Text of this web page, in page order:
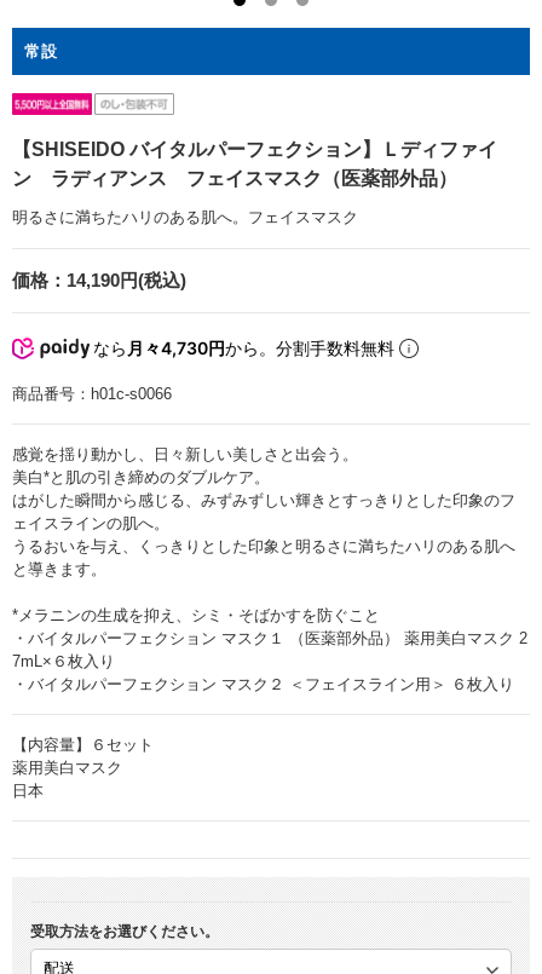
常設
【SHISEIDO バイタルパーフェクション】Ｌディファイ
ン ラディアンス フェイスマスク（医薬部外品）
明るさに満ちたハリのある肌へ。フェイスマスク
価格： 14,190円(税込)
なら 月々4,730円から。分割手数料無料
商品番号： h01c-s0066
感覚を揺り動かし、日々新しい美しさと出会う。
美白*と肌の引き締めのダブルケア。
はがした瞬間から感じる、みずみずしい輝きとすっきりとした印象のフ
ェイスラインの肌へ。
うるおいを与え、くっきりとした印象と明るさに満ちたハリのある肌へ
と導きます。
*メラニンの生成を抑え、シミ・そばかすを防ぐこと
・バイタルパーフェクション マスク１ （医薬部外品） 薬用美白マスク 2
7mL×６枚入り
・バイタルパーフェクション マスク２ ＜フェイスライン用＞ ６枚入り
【内容量】６セット
薬用美白マスク
日本
受取方法をお選びください。